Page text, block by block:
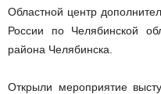
Областной центр
России по Челябинской
района Челябинска.
Открыли мероприятие